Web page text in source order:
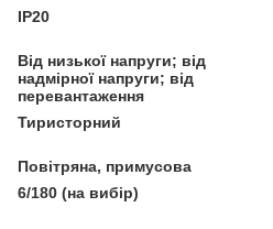
IP20
Від низької напруги; від
надмірної напруги; від
перевантаження
Тиристорний
Повітряна, примусова
6/180 (на вибір)